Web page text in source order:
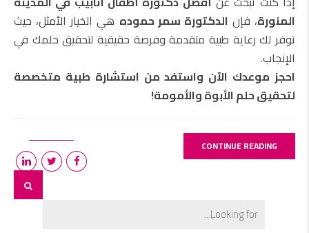
المنورة، فإن الدكتورة سمر حموده هي الخيار الأمثل، حيث
توفر لك رعاية طبية متقدمة وفرصة حقيقية لتحقيق حلمك في
الإنجاب.
احجز موعدك الآن واستفد من استشارة طبية متخصصة
لتحقيق حلم الأبوة والأمومة!
CONTINUE READING